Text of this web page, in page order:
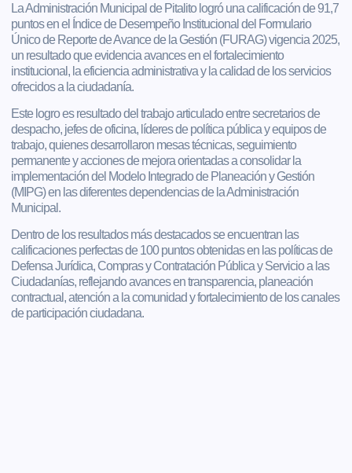
La Administración Municipal de Pitalito logró una calificación de 91,7
puntos en el Índice de Desempeño Institucional del Formulario
Único de Reporte de Avance de la Gestión (FURAG) vigencia 2025,
un resultado que evidencia avances en el fortalecimiento
institucional, la eficiencia administrativa y la calidad de los servicios
ofrecidos a la ciudadanía.
Este logro es resultado del trabajo articulado entre secretarios de
despacho, jefes de oficina, líderes de política pública y equipos de
trabajo, quienes desarrollaron mesas técnicas, seguimiento
permanente y acciones de mejora orientadas a consolidar la
implementación del Modelo Integrado de Planeación y Gestión
(MIPG) en las diferentes dependencias de la Administración
Municipal.
Dentro de los resultados más destacados se encuentran las
calificaciones perfectas de 100 puntos obtenidas en las políticas de
Defensa Jurídica, Compras y Contratación Pública y Servicio a las
Ciudadanías, reflejando avances en transparencia, planeación
contractual, atención a la comunidad y fortalecimiento de los canales
de participación ciudadana.